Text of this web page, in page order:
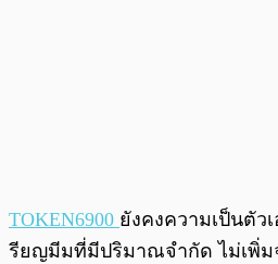
TOKEN6900 ยังคงความเป็นตัว
รียญมีมที่มีปริมาณจำกัด ไม่เพิ่